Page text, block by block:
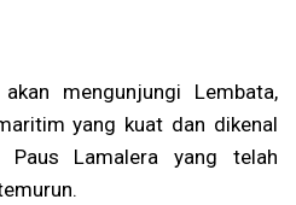
mengunjungi Lembata,
yang kuat dan dikenal
Paus Lamalera yang telah